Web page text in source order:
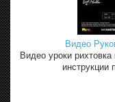
Видео
Видео уроки
инструкции